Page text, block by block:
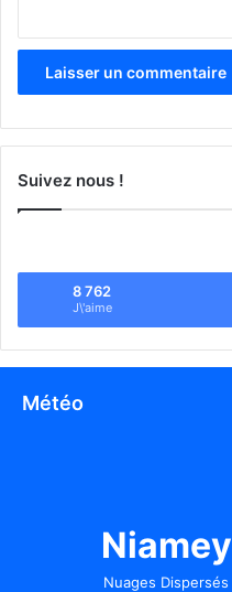
Suivez nous !
8 762
J\'aime
Météo
Niamey
Nuages Dispersés